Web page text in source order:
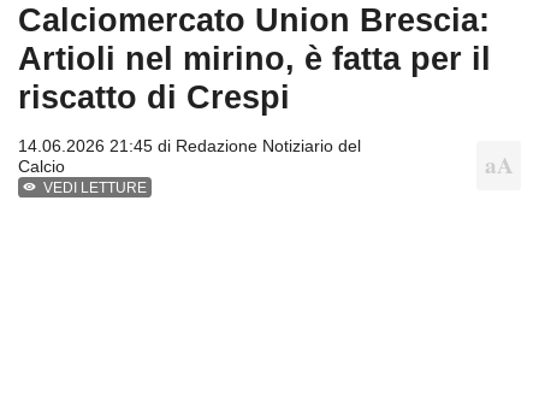
Calciomercato Union Brescia:
Artioli nel mirino, è fatta per il
riscatto di Crespi
14.06.2026 21:45 di Redazione Notiziario del
Calcio
VEDI LETTURE